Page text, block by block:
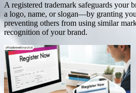
A registered trademark safeguards your
a logo, name, or slogan—by granting
preventing others from using similar
recognition of your brand.